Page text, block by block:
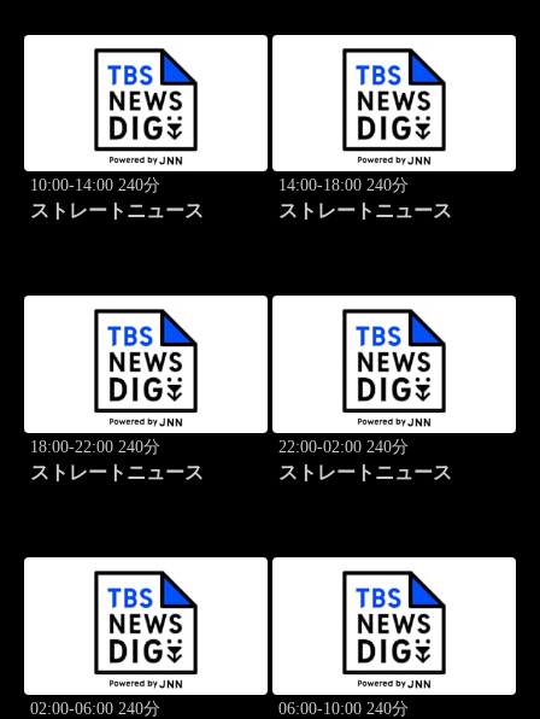
10:00-14:00 240分
ストレートニュース
14:00-18:00 240分
ストレートニュース
18:00-22:00 240分
ストレートニュース
22:00-02:00 240分
ストレートニュース
02:00-06:00 240分 06:00-10:00 240分